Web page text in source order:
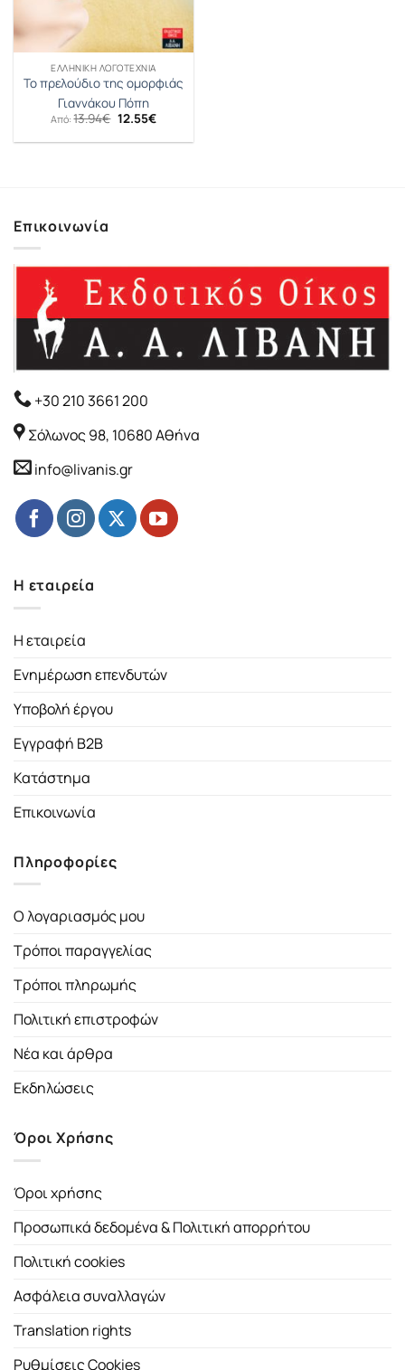
ΕΛΛΗΝΙΚΉ ΛΟΓΟΤΕΧΝΊΑ
Το πρελούδιο της ομορφιάς
Γιαννάκου Πόπη
Από:13.94€ Original
price
was:
12.55€Η
τιμή
Επικοινωνία
+30 210 3661 200
Σόλωνος 98, 10680 Αθήνα
info@livanis.gr
Η εταιρεία
Η εταιρεία
Ενημέρωση επενδυτών
Υποβολή έργου
Εγγραφή B2B
Κατάστημα
Επικοινωνία
Πληροφορίες
Ο λογαριασμός μου
Τρόποι παραγγελίας
Τρόποι πληρωμής
Πολιτική επιστροφών
Νέα και άρθρα
Εκδηλώσεις
Όροι Χρήσης
Όροι χρήσης
Προσωπικά δεδομένα & Πολιτική απορρήτου
Πολιτική cookies
Ασφάλεια συναλλαγών
Translation rights
Ρυθμίσεις Cookies